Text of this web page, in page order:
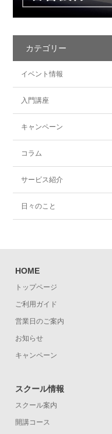
カテゴリー
イベント情報
入門講座
キャンペーン
コラム
サービス紹介
日々のこと
HOME
トップページ
ご利用ガイド
営業日のご案内
お知らせ
キャンペーン
スクール情報
スクール案内
開講コース